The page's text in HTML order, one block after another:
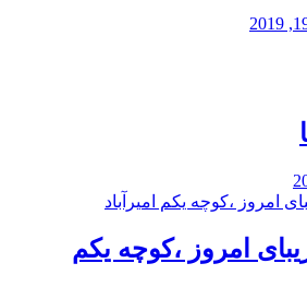
امروز ،کوچه یکم